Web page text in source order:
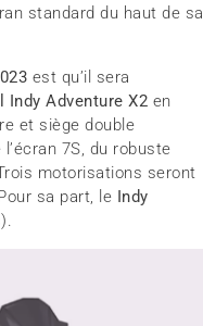
standard du haut de sa
est qu’il sera
Indy Adventure X2 en
et siège double
7S, du robuste
motorisations seront
sa part, le Indy